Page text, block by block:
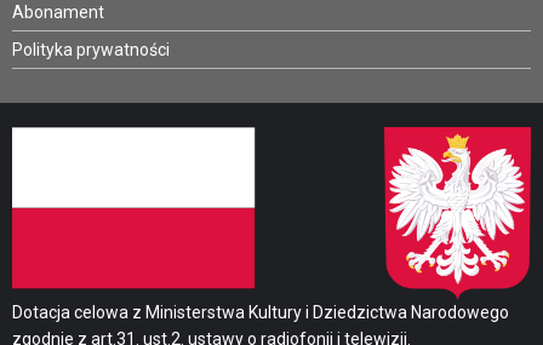
Abonament
Polityka prywatności
Dotacja celowa z Ministerstwa Kultury i Dziedzictwa Narodowego
zgodnie z art.31. ust.2. ustawy o radiofonii i telewizji.